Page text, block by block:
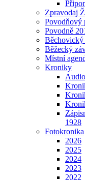
Zpravodaj
Povodňový
Povodně
Běžecký
Místní
Kroniky
1928
Fotokronika
2026
2025
2024
2023
2022